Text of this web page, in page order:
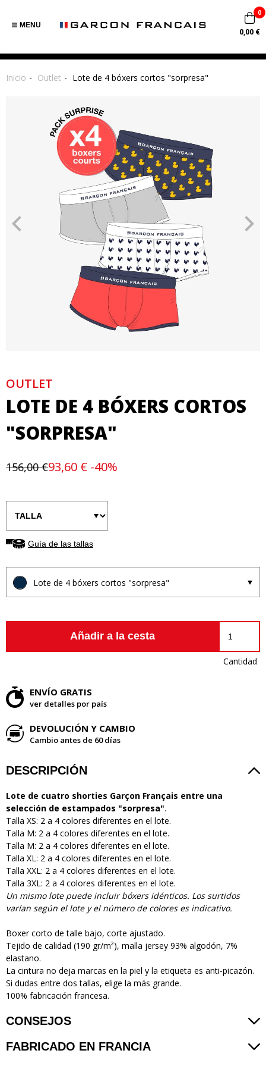
MENU
0
0,00 €
Inicio Outlet Lote de 4 bóxers cortos "sorpresa"
OUTLET
LOTE DE 4 BÓXERS CORTOS
"SORPRESA"
156,00 €93,60 € -40%
Guía de las tallas
Lote de 4 bóxers cortos "sorpresa"
Añadir a la cesta
Cantidad
ENVÍO GRATIS
ver detalles por país
DEVOLUCIÓN Y CAMBIO
Cambio antes de 60 días
DESCRIPCIÓN
Lote de cuatro shorties Garçon Français entre una
selección de estampados "sorpresa".
Talla XS: 2 a 4 colores diferentes en el lote.
Talla M: 2 a 4 colores diferentes en el lote.
Talla M: 2 a 4 colores diferentes en el lote.
Talla XL: 2 a 4 colores diferentes en el lote.
Talla XXL: 2 a 4 colores diferentes en el lote.
Talla 3XL: 2 a 4 colores diferentes en el lote.
Un mismo lote puede incluir bóxers idénticos. Los surtidos
varían según el lote y el número de colores es indicativo.
Boxer corto de talle bajo, corte ajustado.
Tejido de calidad (190 gr/m²), malla jersey 93% algodón, 7%
elastano.
La cintura no deja marcas en la piel y la etiqueta es anti-picazón.
Si dudas entre dos tallas, elige la más grande.
100% fabricación francesa.
CONSEJOS
FABRICADO EN FRANCIA